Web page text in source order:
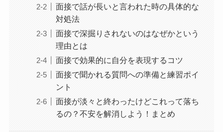
面接で話が長いと言われた時の具体的な
対処法
面接で深掘りされないのはなぜかという
理由とは
面接で効果的に自分を表現するコツ
面接で聞かれる質問への準備と練習ポイ
ント
面接が淡々と終わったけどこれって落ち
るの？不安を解消しよう！まとめ